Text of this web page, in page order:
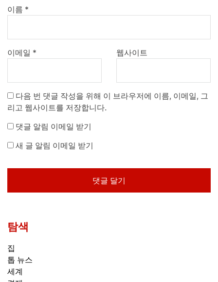
이름 *
이메일 * 웹사이트
다음 번 댓글 작성을 위해 이 브라우저에 이름, 이메일, 그
리고 웹사이트를 저장합니다.
댓글 알림 이메일 받기
새 글 알림 이메일 받기
탐색
집
톱 뉴스
세계